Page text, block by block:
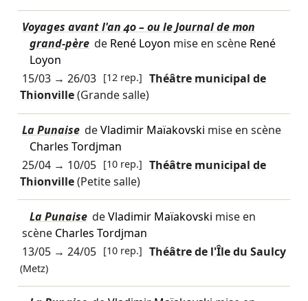
Voyages avant l'an 40 – ou le Journal de mon
grand-père de René Loyon mise en scène René
Loyon
15/03→ 26/03 [12 rep.] Théâtre municipal de
Thionville(Grande salle)
La Punaise deVladimir Maïakovski mise en scène
Charles Tordjman
25/04→ 10/05 [10 rep.] Théâtre municipal de
Thionville(Petite salle)
La Punaise deVladimir Maïakovski mise en
scène Charles Tordjman
13/05→ 24/05 [10 rep.] Théâtre de l'Île du Saulcy
(Metz)